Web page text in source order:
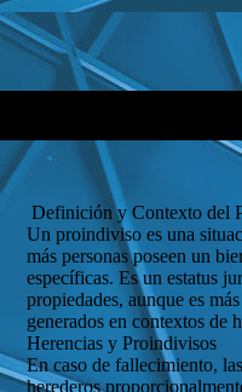
Definición y Contexto del
Un proindiviso es una
más personas poseen un
específicas. Es un estatus
propiedades, aunque es
generados en contextos de
Herencias y Proindivisos
En caso de fallecimiento,
herederos